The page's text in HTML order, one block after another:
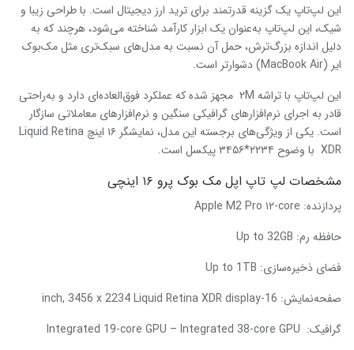
این لپ‌تاپ یک گزینه قدرتمند برای ترید ارز دیجیتال است. با طراحی زیبا و
شیک، این لپ‌تاپ به‌عنوان یک ابزار کارآمد شناخته می‌شود، هرچند که به
دلیل اندازه بزرگ‌ترش، حمل آن نسبت به مدل‌های سبک‌تری مثل مک‌بوک
ایر (MacBook Air) دشوارتر است.
این لپ‌تاپ با تراشه ۲M مجهز شده که عملکرد فوق‌العاده‌ای دارد و به‌راحتی
قادر به اجرای نرم‌افزارهای گرافیکی سنگین و نرم‌افزارهای معاملاتی سازگار
است. یکی از ویژگی‌های برجسته این مدل، نمایشگر ۱۶ اینچ Liquid Retina
XDR با وضوح ۲۲۳۴*۳۴۵۶ پیکسل است.
مشخصات لپ تاپ اپل مک بوک پرو ۱۶ اینچی
پردازنده: Apple M2 Pro ۱۲-core
حافظه رم: Up to 32GB
فضای ذخیره‌سازی: Up to 1TB
صفحه‌نمایش: 16-inch, 3456 x 2234 Liquid Retina XDR display
گرافیک: Integrated 19-core GPU – Integrated 38-core GPU